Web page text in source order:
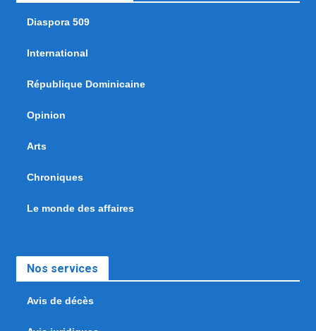
Diaspora 509
International
République Dominicaine
Opinion
Arts
Chroniques
Le monde des affaires
Nos services
Avis de décès